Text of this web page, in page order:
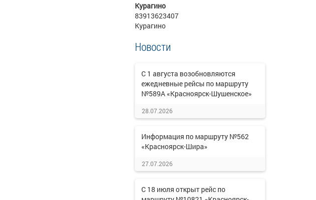
Курагино
83913623407
Курагино
Новости
С 1 августа возобновляются
ежедневные рейсы по маршруту
№589А «Красноярск-Шушенское»
28.07.2026
Информация по маршруту №562
«Красноярск-Шира»
27.07.2026
С 18 июля открыт рейс по